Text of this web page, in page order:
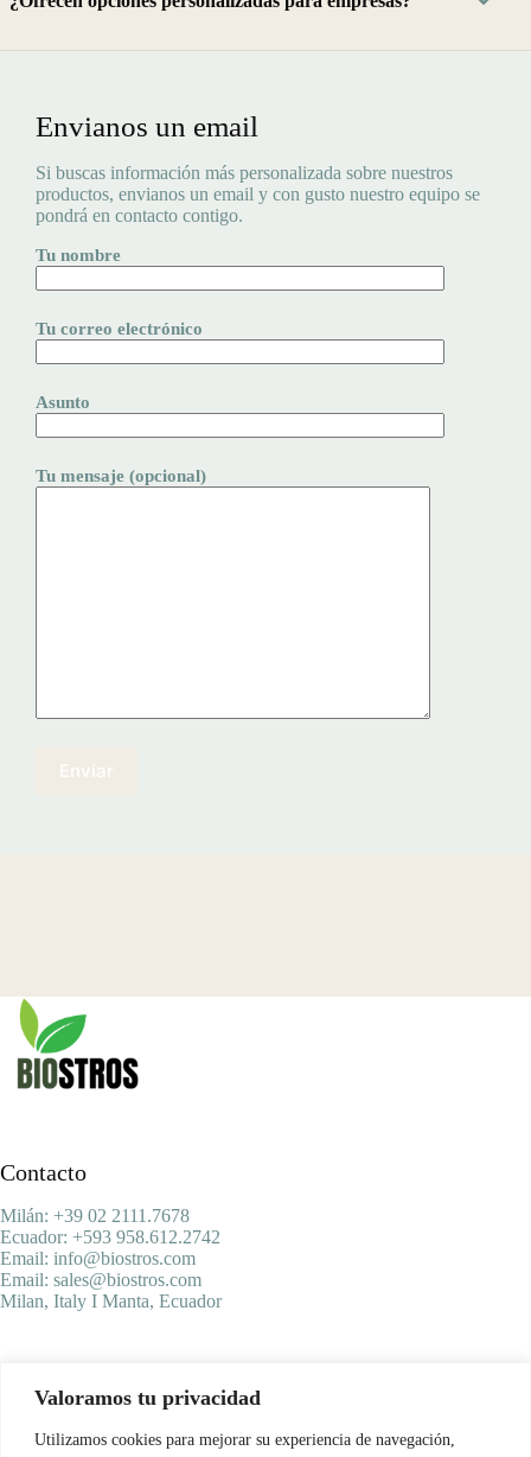
Valoramos tu privacidad
Utilizamos cookies para mejorar su experiencia de navegación,
Envianos un email
Si buscas información más personalizada sobre nuestros
productos, envianos un email y con gusto nuestro equipo se
pondrá en contacto contigo.
Tu nombre
Tu correo electrónico
Asunto
Tu mensaje (opcional)
Contacto
Milán: +39 02 2111.7678
Ecuador: +593 958.612.2742
Email: info@biostros.com
Email: sales@biostros.com
Milan, Italy I Manta, Ecuador
Productos